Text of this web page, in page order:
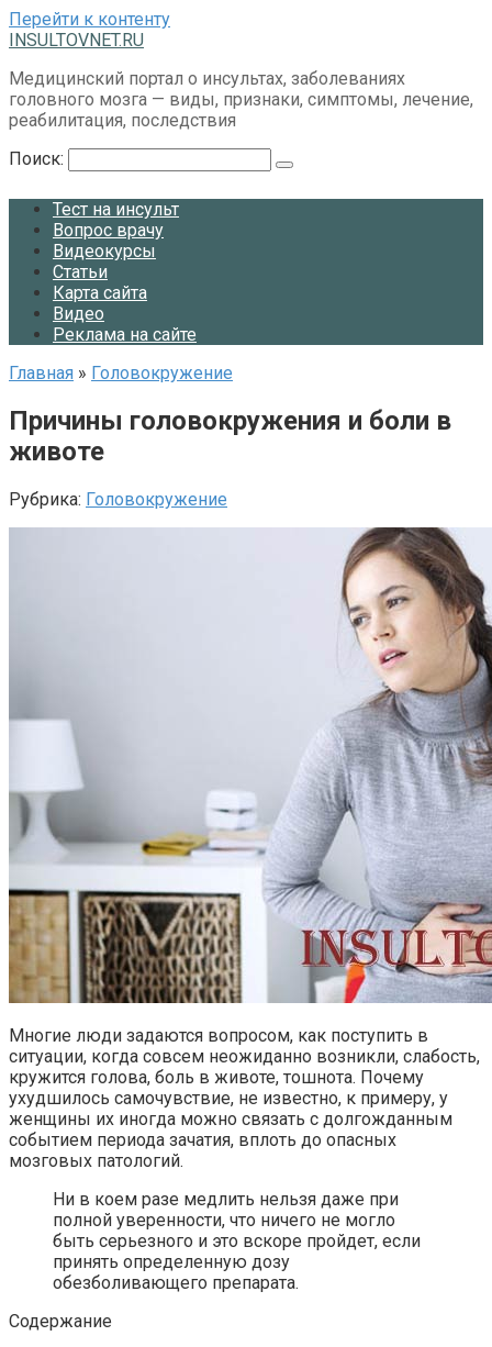
Перейти к контенту
INSULTOVNET.RU
Медицинский портал о инсультах, заболеваниях
головного мозга — виды, признаки, симптомы, лечение,
реабилитация, последствия
Поиск:
Тест на инсульт
Вопрос врачу
Видеокурсы
Статьи
Карта сайта
Видео
Реклама на сайте
Главная » Головокружение
Причины головокружения и боли в
животе
Рубрика: Головокружение
Многие люди задаются вопросом, как поступить в
ситуации, когда совсем неожиданно возникли, слабость,
кружится голова, боль в животе, тошнота. Почему
ухудшилось самочувствие, не известно, к примеру, у
женщины их иногда можно связать с долгожданным
событием периода зачатия, вплоть до опасных
мозговых патологий.
Ни в коем разе медлить нельзя даже при
полной уверенности, что ничего не могло
быть серьезного и это вскоре пройдет, если
принять определенную дозу
обезболивающего препарата.
Содержание